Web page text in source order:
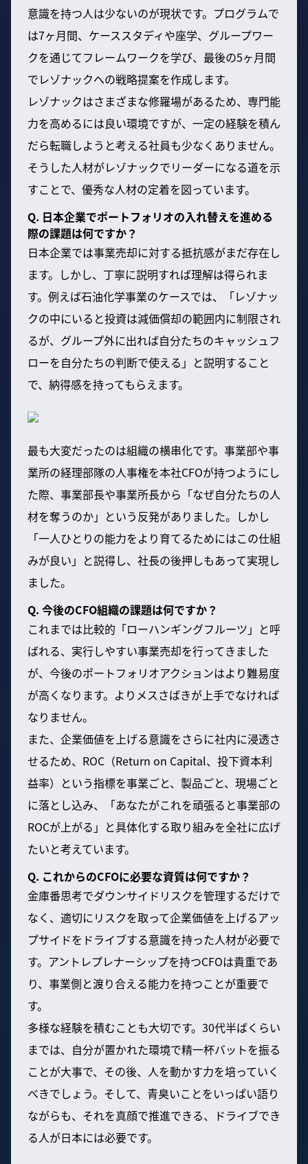
意識を持つ人は少ないのが現状です。プログラムで
は7ヶ月間、ケーススタディや座学、グループワー
クを通じてフレームワークを学び、最後の5ヶ月間
でレゾナックへの戦略提案を作成します。
レゾナックはさまざまな修羅場があるため、専門能
力を高めるには良い環境ですが、一定の経験を積ん
だら転職しようと考える社員も少なくありません。
そうした人材がレゾナックでリーダーになる道を示
すことで、優秀な人材の定着を図っています。
Q. 日本企業でポートフォリオの入れ替えを進める
際の課題は何ですか？
日本企業では事業売却に対する抵抗感がまだ存在し
ます。しかし、丁寧に説明すれば理解は得られま
す。例えば石油化学事業のケースでは、「レゾナッ
クの中にいると投資は減価償却の範囲内に制限され
るが、グループ外に出れば自分たちのキャッシュフ
ローを自分たちの判断で使える」と説明すること
で、納得感を持ってもらえます。
最も大変だったのは組織の横串化です。事業部や事
業所の経理部隊の人事権を本社CFOが持つようにし
た際、事業部長や事業所長から「なぜ自分たちの人
材を奪うのか」という反発がありました。しかし
「一人ひとりの能力をより育てるためにはこの仕組
みが良い」と説得し、社長の後押しもあって実現し
ました。
Q. 今後のCFO組織の課題は何ですか？
これまでは比較的「ローハンギングフルーツ」と呼
ばれる、実行しやすい事業売却を行ってきました
が、今後のポートフォリオアクションはより難易度
が高くなります。よりメスさばきが上手でなければ
なりません。
また、企業価値を上げる意識をさらに社内に浸透さ
せるため、ROC（Return on Capital、投下資本利
益率）という指標を事業ごと、製品ごと、現場ごと
に落とし込み、「あなたがこれを頑張ると事業部の
ROCが上がる」と具体化する取り組みを全社に広げ
たいと考えています。
Q. これからのCFOに必要な資質は何ですか？
金庫番思考でダウンサイドリスクを管理するだけで
なく、適切にリスクを取って企業価値を上げるアッ
プサイドをドライブする意識を持った人材が必要で
す。アントレプレナーシップを持つCFOは貴重であ
り、事業側と渡り合える能力を持つことが重要で
す。
多様な経験を積むことも大切です。30代半ばくらい
までは、自分が置かれた環境で精一杯バットを振る
ことが大事で、その後、人を動かす力を培っていく
べきでしょう。そして、青臭いことをいっぱい語り
ながらも、それを真顔で推進できる、ドライブでき
る人が日本には必要です。